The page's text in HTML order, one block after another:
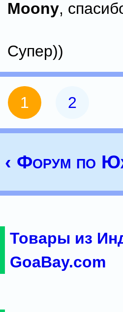
Moony,
Супер))
1 2
‹ Форум по
Товары из
GoaBay.com